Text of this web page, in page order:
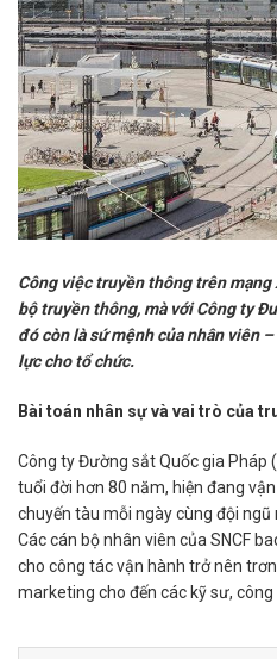
Công việc truyền thông trên mạng
bộ truyền thông, mà với Công ty
đó còn là sứ mệnh của nhân viên
lực cho tổ chức.
Bài toán nhân sự và vai trò của
Công ty Đường sắt Quốc gia Pháp
tuổi đời hơn 80 năm, hiện đang
chuyến tàu mỗi ngày cùng đội ngũ
Các cán bộ nhân viên của SNCF
cho công tác vận hành trở nên
marketing cho đến các kỹ sư,